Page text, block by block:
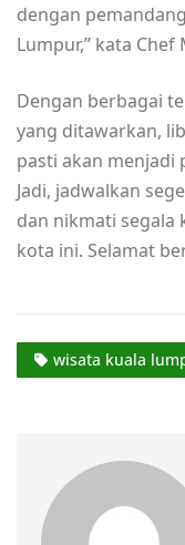
dengan
Lumpur,” kata
Dengan berbagai
yang ditawarkan,
pasti akan menjadi
Jadi, jadwalkan
dan nikmati segala
kota ini. Selamat
wisata kuala